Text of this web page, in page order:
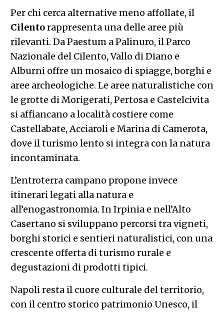
Per chi cerca alternative meno affollate, il
Cilentorappresenta una delle aree più
rilevanti. Da Paestum a Palinuro, il Parco
Nazionale del Cilento, Vallo di Diano e
Alburni offre un mosaico di spiagge, borghi e
aree archeologiche. Le aree naturalistiche con
le grotte di Morigerati, Pertosa e Castelcivita
si affiancano a località costiere come
Castellabate, Acciaroli e Marina di Camerota,
dove il turismo lento si integra con la natura
incontaminata.
L’entroterra campano propone invece
itinerari legati alla natura e
all’enogastronomia. In Irpinia e nell’Alto
Casertano si sviluppano percorsi tra vigneti,
borghi storici e sentieri naturalistici, con una
crescente offerta di turismo rurale e
degustazioni di prodotti tipici.
Napoli resta il cuore culturale del territorio,
con il centro storico patrimonio Unesco, il